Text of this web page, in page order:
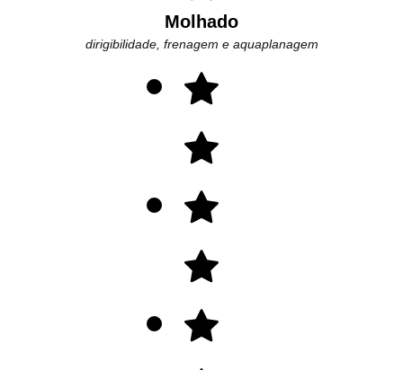
Molhado
dirigibilidade, frenagem e aquaplanagem